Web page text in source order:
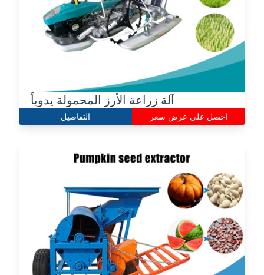
آلة زراعة الأرز المحمولة يدوياً
التفاصيل احصل على عرض سعر